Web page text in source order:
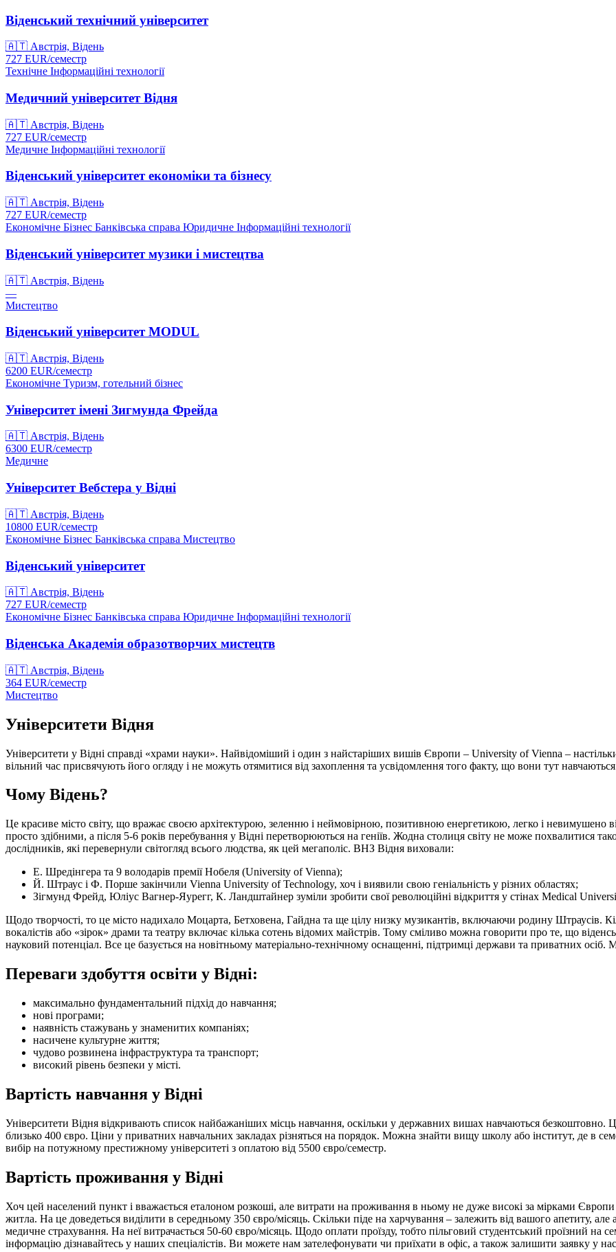
Віденський технічний університет
🇦🇹 Австрія, Відень
727 EUR/семестр
Технічне Інформаційні технології
Медичний університет Відня
🇦🇹 Австрія, Відень
727 EUR/семестр
Медичне Інформаційні технології
Віденський університет економіки та бізнесу
🇦🇹 Австрія, Відень
727 EUR/семестр
Економічне Бізнес Банківська справа Юридичне Інформаційні технології
Віденський університет музики і мистецтва
🇦🇹 Австрія, Відень
—
Мистецтво
Віденський університет MODUL
🇦🇹 Австрія, Відень
6200 EUR/семестр
Економічне Туризм, готельний бізнес
Університет імені Зигмунда Фрейда
🇦🇹 Австрія, Відень
6300 EUR/семестр
Медичне
Університет Вебстера у Відні
🇦🇹 Австрія, Відень
10800 EUR/семестр
Економічне Бізнес Банківська справа Мистецтво
Віденський університет
🇦🇹 Австрія, Відень
727 EUR/семестр
Економічне Бізнес Банківська справа Юридичне Інформаційні технології
Віденська Академія образотворчих мистецтв
🇦🇹 Австрія, Відень
364 EUR/семестр
Мистецтво
Університети Відня
Університети у Відні справді «храми науки». Найвідоміший і один з найстаріших вишів Європи – University of Vienna –
вільний час присвячують його огляду і не можуть отямитися від захоплення та усвідомлення того факту, що вони тут
Чому Відень?
Це красиве місто світу, що вражає своєю архітектурою, зеленню і неймовірною, позитивною енергетикою, легко і невимушено
просто здібними, а після 5-6 років перебування у Відні перетворюються на геніїв. Жодна столиця світу не може похвалитися
дослідників, які перевернули світогляд всього людства, як цей мегаполіс. ВНЗ Відня виховали:
Е. Шредінгера та 9 володарів премії Нобеля (University of Vienna);
Й. Штраус і Ф. Порше закінчили Vienna University of Technology, хоч і виявили свою геніальність у різних областях;
Зігмунд Фрейд, Юліус Вагнер-Яурегг, К. Ландштайнер зуміли зробити свої революційні відкриття у стінах Medical
Щодо творчості, то це місто надихало Моцарта, Бетховена, Гайдна та ще цілу низку музикантів, включаючи родину Штраусів.
вокалістів або «зірок» драми та театру включає кілька сотень відомих майстрів. Тому сміливо можна говорити про те, що
науковий потенціал. Все це базується на новітньому матеріально-технічному оснащенні, підтримці держави та приватних осіб.
Переваги здобуття освіти у Відні:
максимально фундаментальний підхід до навчання;
нові програми;
наявність стажувань у знаменитих компаніях;
насичене культурне життя;
чудово розвинена інфраструктура та транспорт;
високий рівень безпеки у місті.
Вартість навчання у Відні
Університети Відня відкривають список найбажаніших місць навчання, оскільки у державних вишах навчаються безкоштовно.
близько 400 євро. Ціни у приватних навчальних закладах різняться на порядок. Можна знайти вищу школу або інститут, де в
вибір на потужному престижному університеті з оплатою від 5500 євро/семестр.
Вартість проживання у Відні
Хоч цей населений пункт і вважається еталоном розкоші, але витрати на проживання в ньому не дуже високі за мірками
житла. На це доведеться виділити в середньому 350 євро/місяць. Скільки піде на харчування – залежить від вашого апетиту,
медичне страхування. На неї витрачається 50-60 євро/місяць. Щодо оплати проїзду, тобто пільговий студентський проїзний на
інформацію дізнавайтесь у наших спеціалістів. Ви можете нам зателефонувати чи приїхати в офіс, а також залишити заявку у